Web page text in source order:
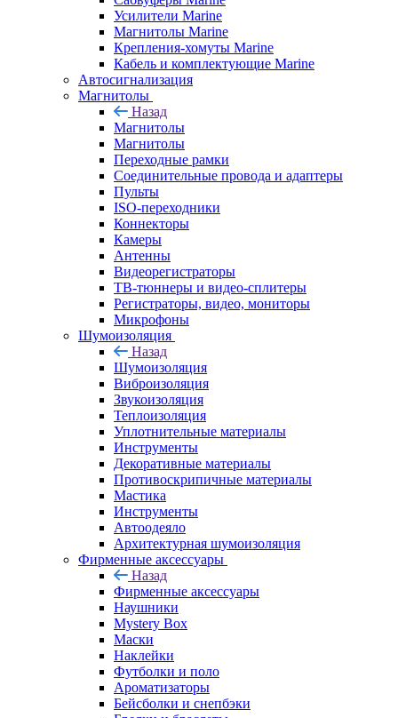
Усилители Marine
Магнитолы Marine
Крепления-хомуты Marine
Кабель и комплектующие Marine
Автосигнализация
Магнитолы
Назад
Магнитолы
Магнитолы
Переходные рамки
Соединительные провода и адаптеры
Пульты
ISO-переходники
Коннекторы
Камеры
Антенны
Видеорегистраторы
ТВ-тюннеры и видео-сплитеры
Регистраторы, видео, мониторы
Микрофоны
Шумоизоляция
Назад
Шумоизоляция
Виброизоляция
Звукоизоляция
Теплоизоляция
Уплотнительные материалы
Инструменты
Декоративные материалы
Противоскрипичные материалы
Мастика
Инструменты
Автоодеяло
Архитектурная шумоизоляция
Фирменные аксессуары
Назад
Фирменные аксессуары
Наушники
Mystery Box
Маски
Наклейки
Футболки и поло
Ароматизаторы
Бейсболки и снепбэки